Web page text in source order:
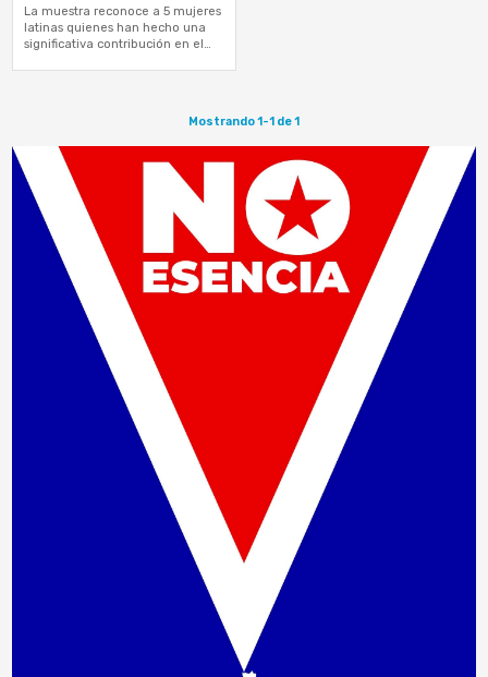
La muestra reconoce a 5 mujeres
latinas quienes han hecho una
significativa contribución en el
Mostrando 1-1 de 1